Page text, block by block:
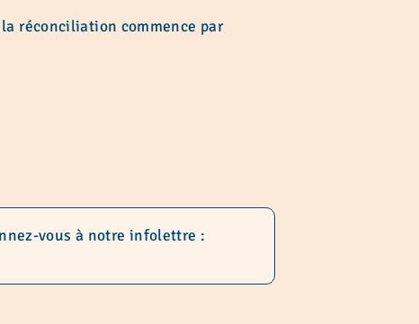
réconciliation commence par
vous à notre infolettre :